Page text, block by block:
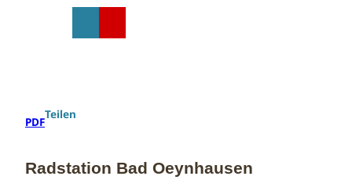
PDF
Teilen
Radstation Bad Oeynhausen